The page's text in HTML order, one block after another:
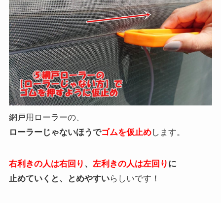
網戸用ローラーの、
ローラーじゃないほうでゴムを仮止めします。
右利きの人は右回り 、 左利きの人は左回り に
止めていくと、とめやすいらしいです！